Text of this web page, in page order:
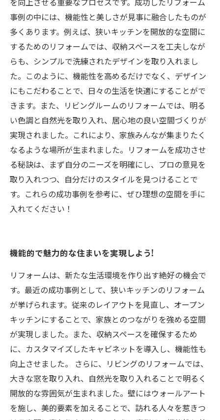
事例の中には、機能性と美しさが見事に融合したものが
多くあります。例えば、狭いキッチンを開放的な空間に
するためのリフォームでは、収納スペースを工夫しなが
らも、シンプルで洗練されたデザインを取り入れまし
た。このように、機能性を高めるだけでなく、デザイン
にもこだわることで、日々の生活を快適にすることがで
きます。また、リビングルームのリフォームでは、明る
い色調と自然光を取り入れ、居心地の良い空間づくりが
実現されました。これにより、家族みんなが集まりたく
なるような場所が生まれました。リフォームを成功させ
る秘訣は、まず自分のニーズを明確にし、プロの意見を
取り入れつつ、自分だけのスタイルを見つけることで
す。これらの成功事例を参考に、ぜひ理想の空間を手に
入れてください！
機能的で魅力的な住まいを実現しよう!
リフォームは、新たな生活環境を作り出す絶好の機会で
す。最近の成功事例として、狭いキッチンのリフォーム
が挙げられます。従来のレイアウトを見直し、オープン
キッチンにすることで、家族とのつながりを強める空間
が実現しました。また、収納スペースを確保するため
に、カスタマイズしたキャビネットを導入し、機能性も
向上させました。 さらに、リビングのリフォームでは、
大きな窓を取り入れ、自然光を取り入れることで明るく
開放的な雰囲気が生まれました。壁にはウォールアート
を施し、美的要素を加えることで、訪れる人々を惹きつ